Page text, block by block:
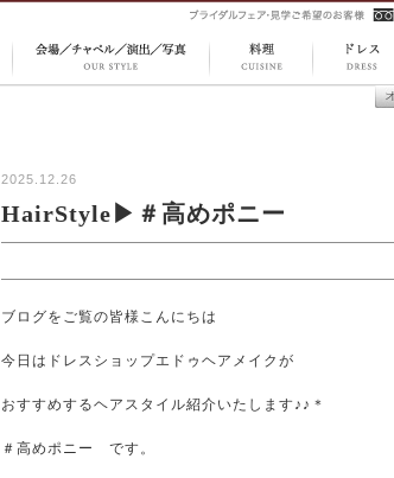
DRESS
2025.12.26
HairStyle▶＃高めポニー
ブログをご覧の皆様こんにちは
今日はドレスショップエドゥヘアメイクが
おすすめするヘアスタイル紹介いたします♪♪＊
＃高めポニー です。